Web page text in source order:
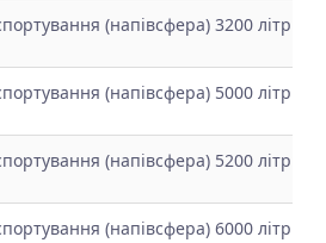
(напівсфера) 3200 літрів
(напівсфера) 5000 літрів
(напівсфера) 5200 літрів
(напівсфера) 6000 літрів